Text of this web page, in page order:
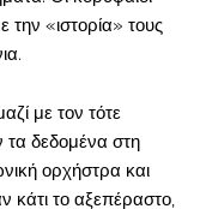
την «ιστορία» τους
με τον τότε
δεδομένα στη
ορχήστρα και
κάτι το αξεπέραστο,